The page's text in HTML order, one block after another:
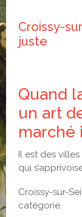
Croissy-
juste
Quand
un art
marché
Il est des
qui
Croissy-sur-
catégorie.